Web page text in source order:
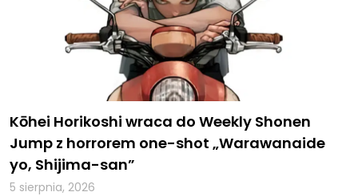
Kōhei Horikoshi wraca do Weekly Shonen
Jump z horrorem one-shot „Warawanaide
yo, Shijima-san”
5 sierpnia, 2026